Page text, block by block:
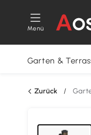
Menü
Garten &
Zurück /